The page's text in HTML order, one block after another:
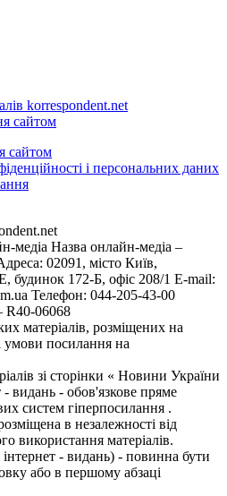
korrespondent.net
сайтом
сайтом
і персональних даних
медіа Назва онлайн-медіа –
02091, місто Київ,
172-Б, офіс 208/1 E-mail:
Телефон: 044-205-43-00
R40-06068
матеріалів, розміщених на
умови посилання на
зі сторінки « Новини України
- видань - обов'язкове пряме
систем гіперпосилання .
в незалежності від
використання матеріалів.
- видань) - повинна бути
або в першому абзаці